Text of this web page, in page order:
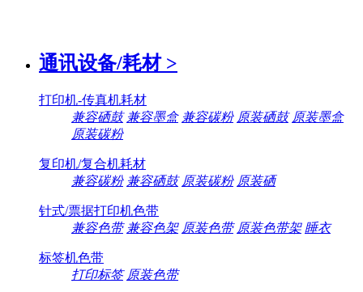
通讯设备/耗材 >
打印机-传真机耗材
兼容硒鼓 兼容墨盒 兼容碳粉 原装硒鼓 原装墨盒
原装碳粉
复印机/复合机耗材
兼容碳粉 兼容硒鼓 原装碳粉 原装硒
针式/票据打印机色带
兼容色带 兼容色架 原装色带 原装色带架 睡衣
标签机色带
打印标签 原装色带